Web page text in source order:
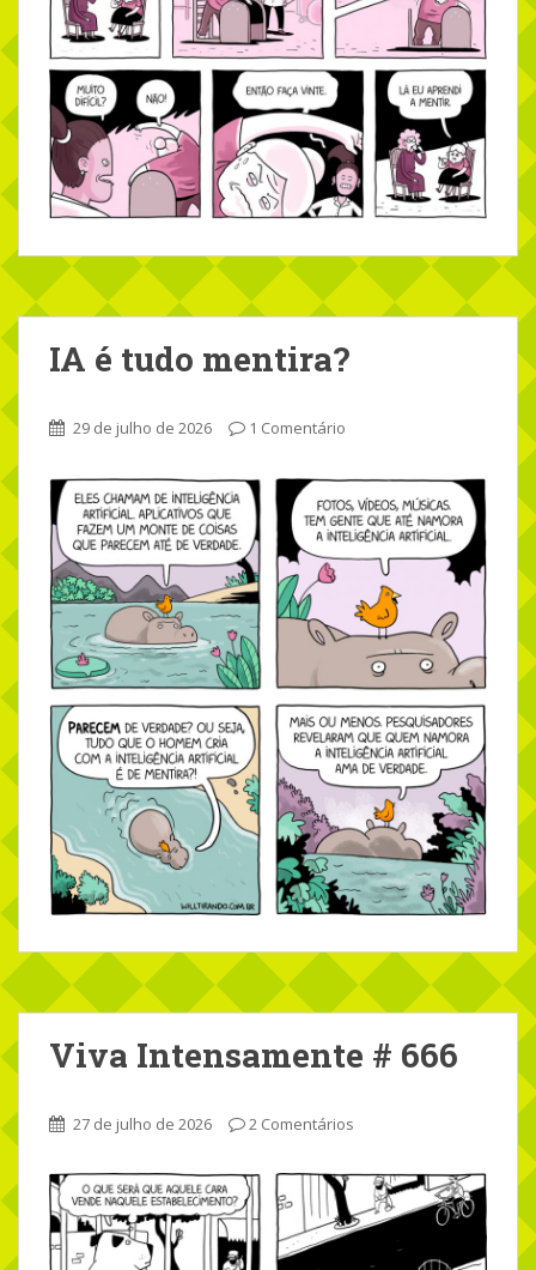
IA é tudo mentira?
29 de julho de 2026 1 Comentário
Viva Intensamente # 666
27 de julho de 2026 2 Comentários